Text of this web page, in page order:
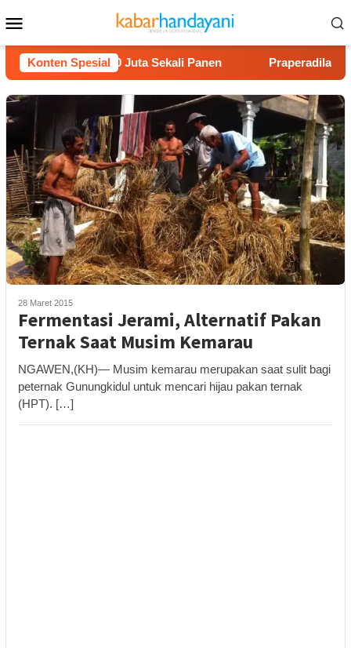
ke
kontenMobile
Konten Spesial
Untung Rp40 Juta Sekali Panen Praperadilan Raudi
28 Maret 2015
Fermentasi Jerami, Alternatif Pakan
Ternak Saat Musim Kemarau
NGAWEN,(KH)— Musim kemarau merupakan saat sulit bagi
peternak Gunungkidul untuk mencari hijau pakan ternak
(HPT). […]